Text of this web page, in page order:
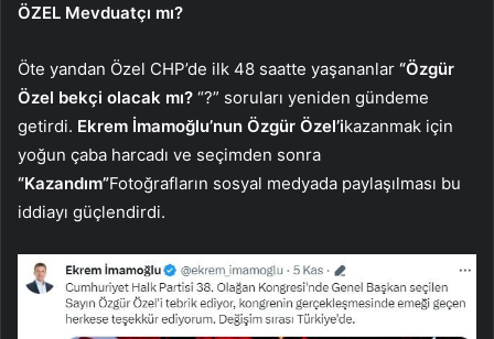
ÖZEL Mevduatçı mı?
Öte yandan Özel CHP’de ilk 48 saatte yaşananlar “Özgür
Özel bekçi olacak mı? “?” soruları yeniden gündeme
getirdi. Ekrem İmamoğlu’nun Özgür Özel’ikazanmak için
yoğun çaba harcadı ve seçimden sonra
“Kazandım”Fotoğrafların sosyal medyada paylaşılması bu
iddiayı güçlendirdi.